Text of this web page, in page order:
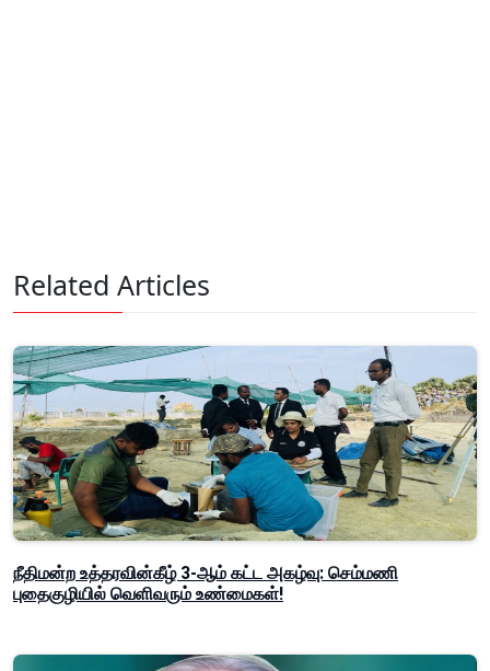
Related Articles
நீதிமன்ற உத்தரவின்கீழ் 3-ஆம் கட்ட அகழ்வு: செம்மணி
புதைகுழியில் வெளிவரும் உண்மைகள்!